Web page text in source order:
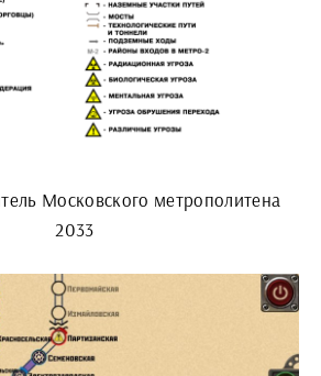
Московского метрополитена
2033